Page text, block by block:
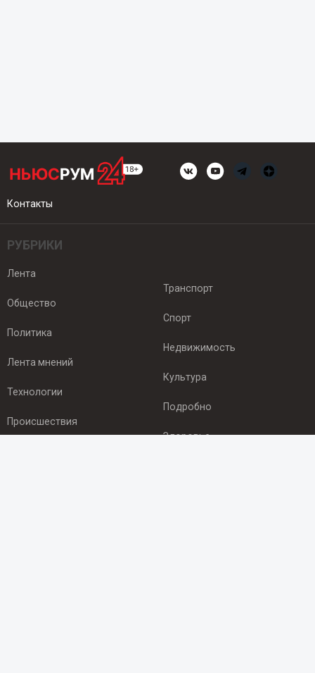
Контакты
РУБРИКИ
Лента
Общество
Политика
Лента мнений
Технологии
Происшествия
Транспорт
Спорт
Недвижимость
Культура
Подробно
Здоровье